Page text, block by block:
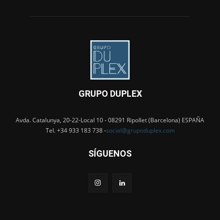
GRUPO DUPLEX
Avda. Catalunya, 20-22-Local 10 - 08291 Ripollet (Barcelona) ESPAÑA
Tel. +34 933 183 738 -social@grupoduplex.com
SÍGUENOS